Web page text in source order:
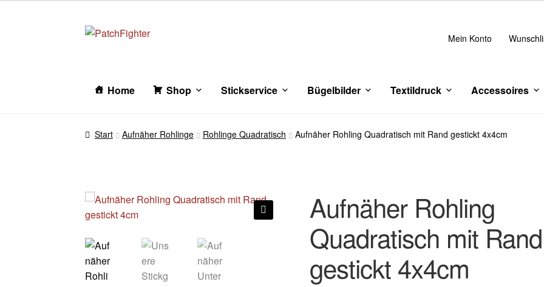
Zur
Zum
Mein Konto
Home Shop Stickservice Bügelbilder Textildruck Accessoires
Start Aufnäher Rohlinge Rohlinge Quadratisch Aufnäher Rohling Quadratisch mit Rand gestickt 4x4cm
Aufnäher Rohling
Quadratisch mit Rand
gestickt 4x4cm